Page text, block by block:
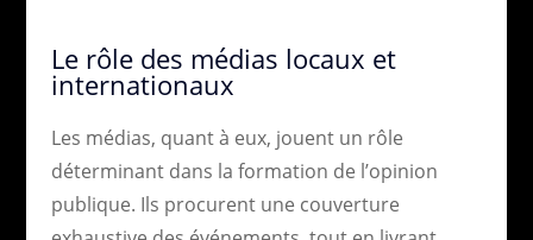
Le rôle des médias locaux et
internationaux
Les médias, quant à eux, jouent un rôle
déterminant dans la formation de l’opinion
publique. Ils procurent une couverture